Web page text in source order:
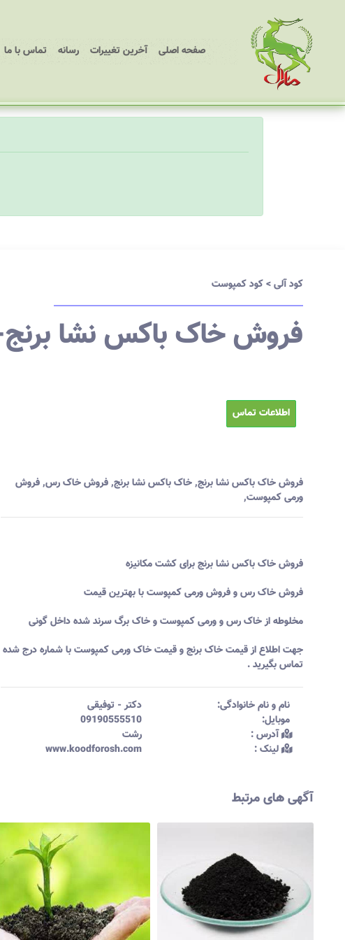
صفحه اصلی
(current) آخرین تغییرات رسانه تماس با ما
کود آلی>کود کمپوست
فروش خاک باکس نشا
اطلاعات تماس
فروش خاک باکس نشا برنج,خاک باکس نشا برنج,فروش خاک رس,فروش
ورمی کمپوست,
فروش خاک باکس نشا برنج برای کشت مکانیزه
فروش خاک رس و فروش ورمی کمپوست با بهترین قیمت
مخلوطه از خاک رس و ورمی کمپوست و خاک برگ سرند شده داخل گونی
جهت اطلاع از قیمت خاک برنج و قیمت خاک ورمی کمپوست با شماره درج شده
تماس بگیرید .
نام و نام خانوادگی:‌ دکتر - توفیقی
موبایل:‌
09190555510
آدرس :‌
رشت
لینک :‌
www.koodforosh.com
آگهی های مرتبط